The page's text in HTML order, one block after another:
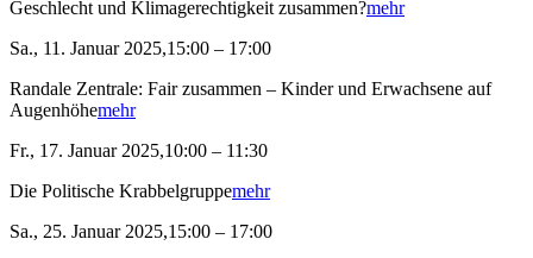
Geschlecht und Klimagerechtigkeit zusammen?mehr
Sa., 11. Januar 2025,15:00 – 17:00
Randale Zentrale: Fair zusammen – Kinder und Erwachsene auf
Augenhöhemehr
Fr., 17. Januar 2025,10:00 – 11:30
Die Politische Krabbelgruppemehr
Sa., 25. Januar 2025,15:00 – 17:00